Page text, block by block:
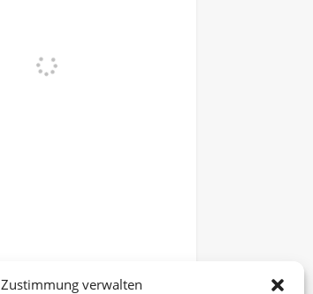
Zustimmung verwalten